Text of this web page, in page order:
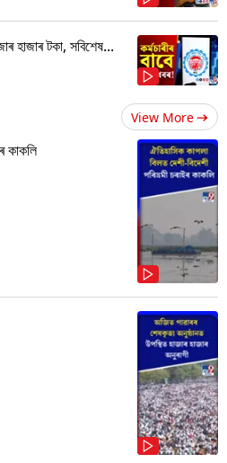
হাজাৰ টকা, সবিশেষ...
View More
কাকলি